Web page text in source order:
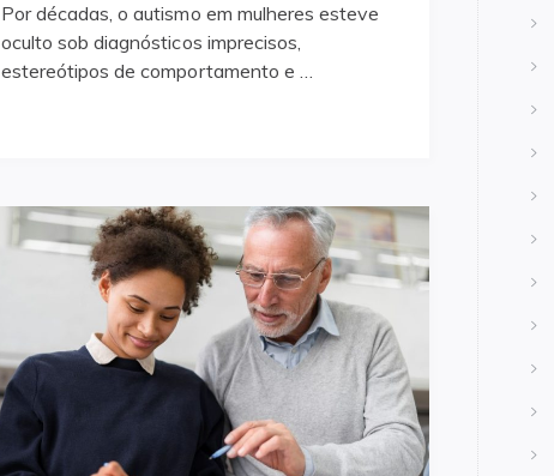
Por décadas, o autismo em mulheres esteve
oculto sob diagnósticos imprecisos,
estereótipos de comportamento e …